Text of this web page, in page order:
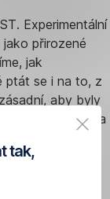
Experimentální
přirozené
jak
ptát se i na to, z
aby byly
ukládá legislativa
Jihlavy,
tak,